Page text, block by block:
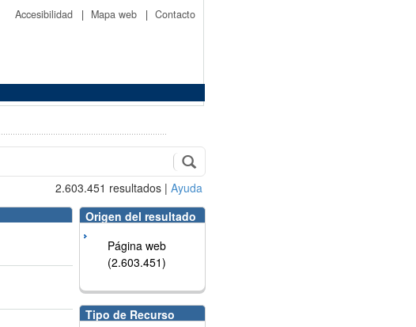
Accesibilidad | Mapa web | Contacto
2.603.451 resultados | Ayuda
Origen del resultado
Página web
(2.603.451)
Tipo de Recurso